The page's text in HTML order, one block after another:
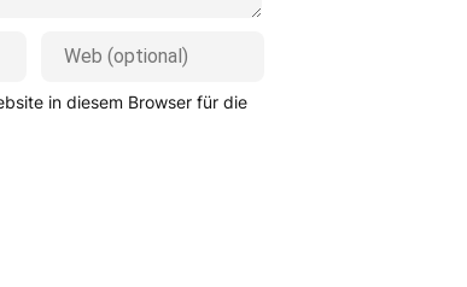
in diesem Browser für die